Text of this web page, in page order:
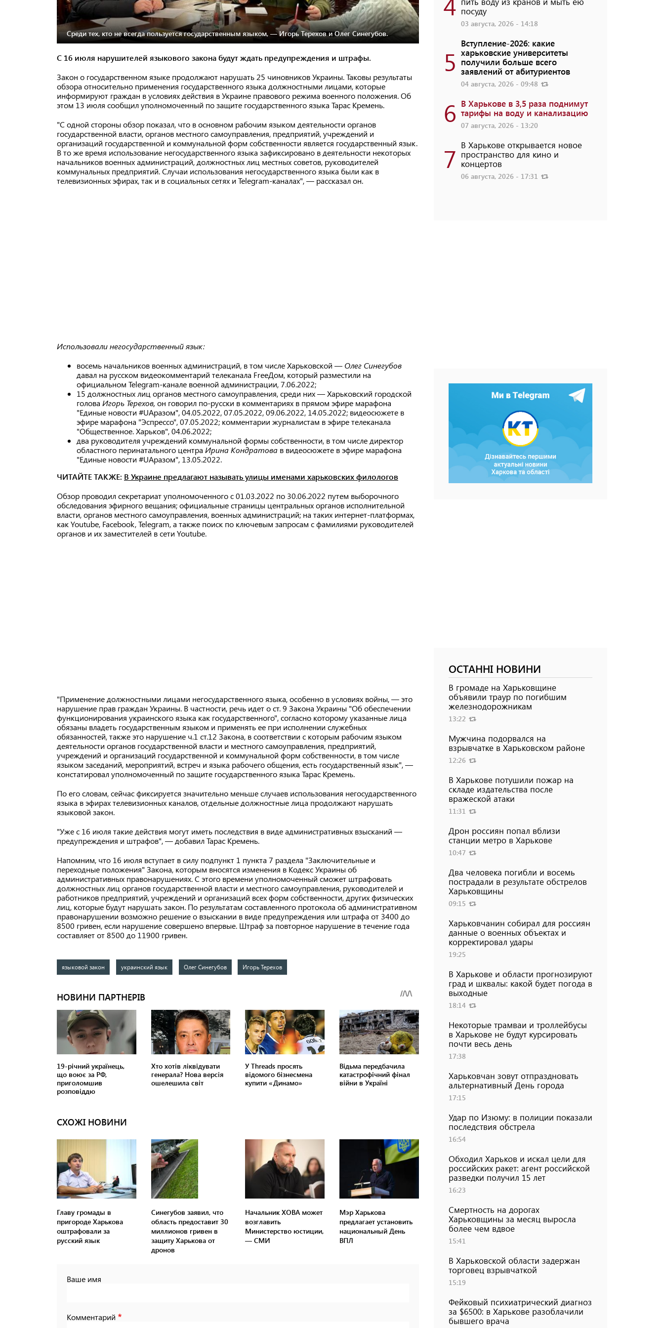
Среди тех, кто не всегда пользуется государственным языком, — Игорь Терехов и Олег Синегубов.
С 16 июля нарушителей языкового закона будут ждать предупреждения и штрафы.
Закон о государственном языке продолжают нарушать 25 чиновников Украины. Таковы результаты
обзора относительно применения государственного языка должностными лицами, которые
информируют граждан в условиях действия в Украине правового режима военного положения. Об
этом 13 июля сообщил уполномоченный по защите государственного языка Тарас Кремень.
"С одной стороны обзор показал, что в основном рабочим языком деятельности органов
государственной власти, органов местного самоуправления, предприятий, учреждений и
организаций государственной и коммунальной форм собственности является государственный язык.
В то же время использование негосударственного языка зафиксировано в деятельности некоторых
начальников военных администраций, должностных лиц местных советов, руководителей
коммунальных предприятий. Случаи использования негосударственного языка были как в
телевизионных эфирах, так и в социальных сетях и Telegram-каналах", — рассказал он.
Использовали негосударственный язык:
восемь начальников военных администраций, в том числе Харьковской — Олег Синегубов
давал на русском видеокомментарий телеканала FreeДом, который разместили на
официальном Telegram-канале военной администрации, 7.06.2022;
15 должностных лиц органов местного самоуправления, среди них — Харьковский городской
голова Игорь Терехов, он говорил по-русски в комментариях в прямом эфире марафона
"Единые новости #UАразом", 04.05.2022, 07.05.2022, 09.06.2022, 14.05.2022; видеосюжете в
эфире марафона "Эспрессо", 07.05.2022; комментарии журналистам в эфире телеканала
"Общественное. Харьков", 04.06.2022;
два руководителя учреждений коммунальной формы собственности, в том числе директор
областного перинатального центра Ирина Кондратова в видеосюжете в эфире марафона
"Единые новости #UАразом", 13.05.2022.
ЧИТАЙТЕ ТАКЖЕ: В Украине предлагают называть улицы именами харьковских филологов
Обзор проводил секретариат уполномоченного с 01.03.2022 по 30.06.2022 путем выборочного
обследования эфирного вещания; официальные страницы центральных органов исполнительной
власти, органов местного самоуправления, военных администраций; на таких интернет-платформах,
как Youtube, Facebook, Telegram, а также поиск по ключевым запросам с фамилиями руководителей
органов и их заместителей в сети Youtube.
"Применение должностными лицами негосударственного языка, особенно в условиях войны, — это
нарушение прав граждан Украины. В частности, речь идет о ст. 9 Закона Украины "Об обеспечении
функционирования украинского языка как государственного", согласно которому указанные лица
обязаны владеть государственным языком и применять ее при исполнении служебных
обязанностей, также это нарушение ч.1 ст.12 Закона, в соответствии с которым рабочим языком
деятельности органов государственной власти и местного самоуправления, предприятий,
учреждений и организаций государственной и коммунальной форм собственности, в том числе
языком заседаний, мероприятий, встреч и языка рабочего общения, есть государственный язык", —
констатировал уполномоченный по защите государственного языка Тарас Кремень.
По его словам, сейчас фиксируется значительно меньше случаев использования негосударственного
языка в эфирах телевизионных каналов, отдельные должностные лица продолжают нарушать
языковой закон.
"Уже с 16 июля такие действия могут иметь последствия в виде административных взысканий —
предупреждения и штрафов", — добавил Тарас Кремень.
Напомним, что 16 июля вступает в силу подпункт 1 пункта 7 раздела "Заключительные и
переходные положения" Закона, которым вносятся изменения в Кодекс Украины об
административных правонарушениях. С этого времени уполномоченный сможет штрафовать
должностных лиц органов государственной власти и местного самоуправления, руководителей и
работников предприятий, учреждений и организаций всех форм собственности, других физических
лиц, которые будут нарушать закон. По результатам составленного протокола об административном
правонарушении возможно решение о взыскании в виде предупреждения или штрафа от 3400 до
8500 гривен, если нарушение совершено впервые. Штраф за повторное нарушение в течение года
составляет от 8500 до 11900 гривен.
языковой закон украинский язык Олег Синегубов Игорь Терехов
СХОЖІ НОВИНИ
Главу громады в
пригороде Харькова
оштрафовали за
русский язык
Синегубов заявил, что
область предоставит 30
миллионов гривен в
защиту Харькова от
дронов
Начальник ХОВА может
возглавить
Министерство юстиции,
— СМИ
Мэр Харькова
предлагает установить
национальный День
ВПЛ
Ваше имя
Комментарий
посуду
03 августа, 2026 - 14:18
5
Вступление-2026: какие
харьковские университеты
получили больше всего
заявлений от абитуриентов
04 августа, 2026 - 09:48
6 В Харькове в 3,5 раза поднимут
тарифы на воду и канализацию
07 августа, 2026 - 13:20
7 В Харькове открывается новое
пространство для кино и
концертов
06 августа, 2026 - 17:31
ОСТАННІ НОВИНИ
В громаде на Харьковщине
объявили траур по погибшим
железнодорожникам
13:22
Мужчина подорвался на
взрывчатке в Харьковском районе
12:26
В Харькове потушили пожар на
складе издательства после
вражеской атаки
11:31
Дрон россиян попал вблизи
станции метро в Харькове
10:47
Два человека погибли и восемь
пострадали в результате обстрелов
Харьковщины
09:15
Харьковчанин собирал для россиян
данные о военных объектах и ​​
корректировал удары
19:25
В Харькове и области прогнозируют
град и шквалы: какой будет погода в
выходные
18:14
Некоторые трамваи и троллейбусы
в Харькове не будут курсировать
почти весь день
17:38
Харьковчан зовут отпраздновать
альтернативный День города
17:15
Удар по Изюму: в полиции показали
последствия обстрела
16:54
Обходил Харьков и искал цели для
российских ракет: агент российской
разведки получил 15 лет
16:23
Смертность на дорогах
Харьковщины за месяц выросла
более чем вдвое
15:41
В Харьковской области задержан
торговец взрывчаткой
15:19
Фейковый психиатрический диагноз
за $6500: в Харькове разоблачили
бывшего врача